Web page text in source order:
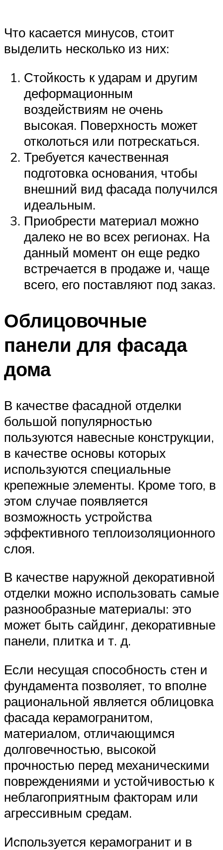
Что касается минусов, стоит
выделить несколько из них:
Стойкость к ударам и другим
деформационным
воздействиям не очень
высокая. Поверхность может
отколоться или потрескаться.
Требуется качественная
подготовка основания, чтобы
внешний вид фасада получился
идеальным.
Приобрести материал можно
далеко не во всех регионах. На
данный момент он еще редко
встречается в продаже и, чаще
всего, его поставляют под заказ.
Облицовочные
панели для фасада
дома
В качестве фасадной отделки
большой популярностью
пользуются навесные конструкции,
в качестве основы которых
используются специальные
крепежные элементы. Кроме того, в
этом случае появляется
возможность устройства
эффективного теплоизоляционного
слоя.
В качестве наружной декоративной
отделки можно использовать самые
разнообразные материалы: это
может быть сайдинг, декоративные
панели, плитка и т. д.
Если несущая способность стен и
фундамента позволяет, то вполне
рациональной является облицовка
фасада керамогранитом,
материалом, отличающимся
долговечностью, высокой
прочностью перед механическими
повреждениями и устойчивостью к
неблагоприятным факторам или
агрессивным средам.
Используется керамогранит и в